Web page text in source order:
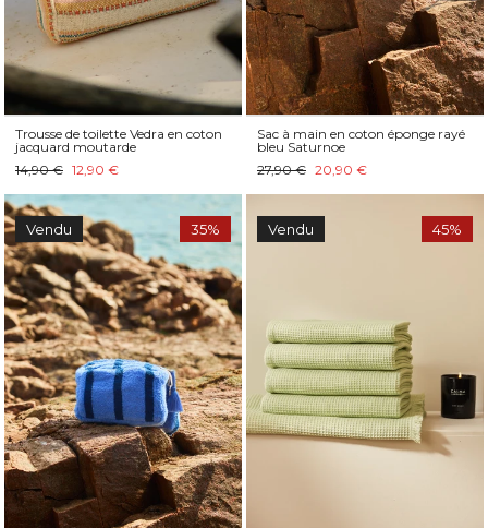
Trousse de toilette Vedra en coton
jacquard moutarde
14,90 € 12,90 €
Sac à main en coton éponge rayé
bleu Saturnoe
27,90 € 20,90 €
Vendu 35% Vendu 45%